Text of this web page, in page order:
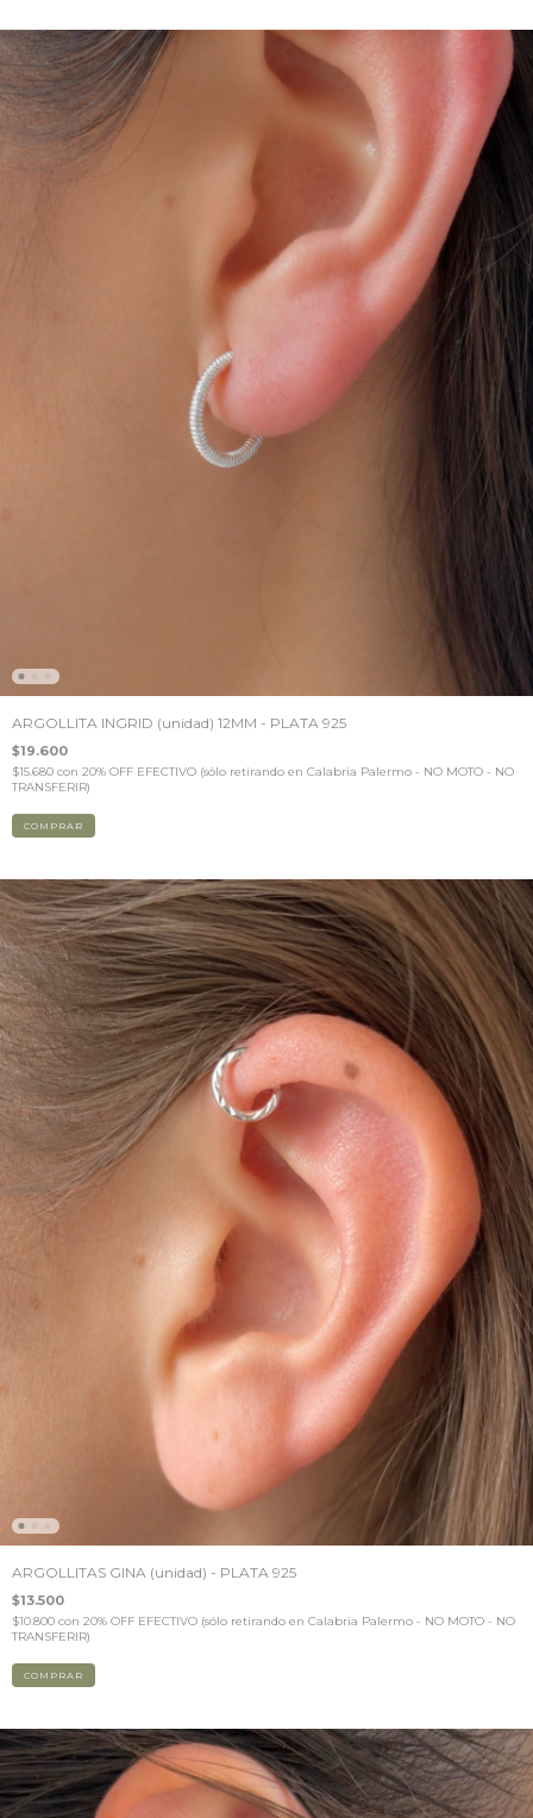
ARGOLLITA INGRID (unidad) 12MM - PLATA 925
$19.600
$15.680 con 20% OFF EFECTIVO (sólo retirando en Calabria Palermo - NO MOTO - NO
TRANSFERIR)
COMPRAR
ARGOLLITAS GINA (unidad) - PLATA 925
$13.500
$10.800 con 20% OFF EFECTIVO (sólo retirando en Calabria Palermo - NO MOTO - NO
TRANSFERIR)
COMPRAR